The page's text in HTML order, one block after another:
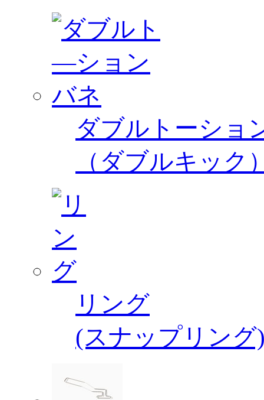
ダブルトーショ
（ダブルキック
リング
(スナップリング